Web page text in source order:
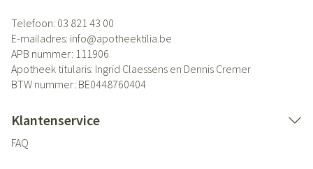
Telefoon: 03 821 43 00
E-mailadres: info@apotheektilia.be
APB nummer: 111906
Apotheek titularis: Ingrid Claessens en Dennis Cremer
BTW nummer: BE0448760404
Klantenservice
FAQ